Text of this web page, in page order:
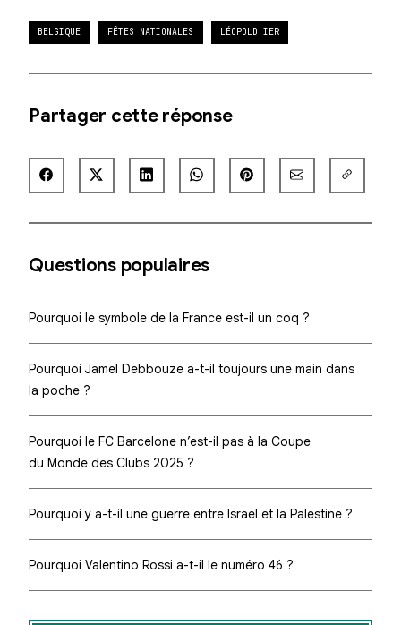
BELGIQUE FÊTES NATIONALES LÉOPOLD IER
Partager cette réponse
Questions populaires
Pourquoi le symbole de la France est-il un coq ?
Pourquoi Jamel Debbouze a-t-il toujours une main dans
la poche ?
Pourquoi le FC Barcelone n’est-il pas à la Coupe
du Monde des Clubs 2025 ?
Pourquoi y a-t-il une guerre entre Israël et la Palestine ?
Pourquoi Valentino Rossi a-t-il le numéro 46 ?